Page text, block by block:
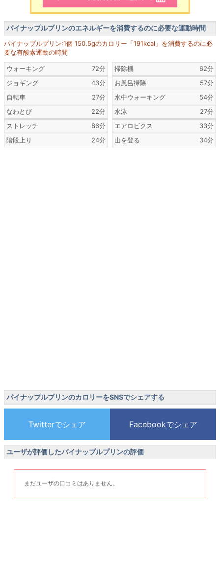
パイナップルプリンのエネルギーを消費するのに必要な運動時間
パイナップルプリン:1個 150.5gのカロリー「191kcal」を消費するのに必
要な有酸素運動の時間
ウォーキング
72分
ジョギング
43分
自転車
27分
なわとび
22分
ストレッチ
86分
階段上り
24分
掃除機
62分
お風呂掃除
57分
水中ウォーキング
54分
水泳
27分
エアロビクス
33分
山を登る
34分
パイナップルプリンのカロリーをSNSでシェアする
ユーザが評価したパイナップルプリンの評価
まだユーザの口コミはありません。